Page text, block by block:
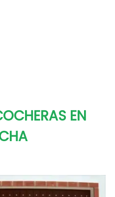
EN